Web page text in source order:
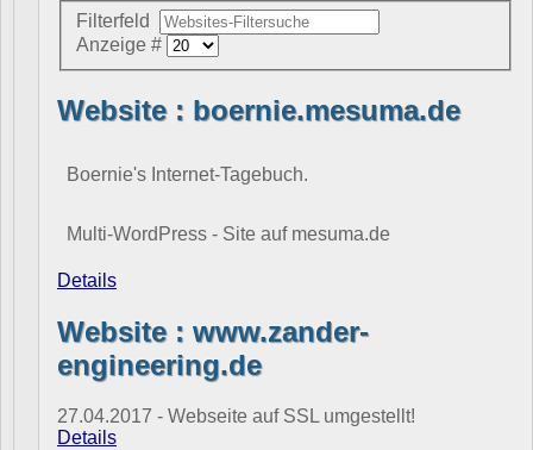
Filterfeld
Anzeige #
Website : boernie.mesuma.de
Boernie's Internet-Tagebuch.
Multi-WordPress - Site auf mesuma.de
Details
Website : www.zander-
engineering.de
27.04.2017 - Webseite auf SSL umgestellt!
Details